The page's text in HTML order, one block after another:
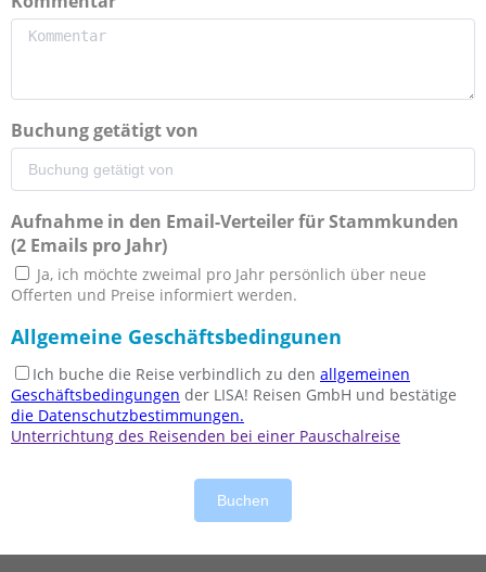
Buchung getätigt von
Aufnahme in den Email-Verteiler für Stammkunden
(2 Emails pro Jahr)
Ja, ich möchte zweimal pro Jahr persönlich über neue
Offerten und Preise informiert werden.
Allgemeine Geschäftsbedingunen
Ich buche die Reise verbindlich zu den allgemeinen
Geschäftsbedingungen der LISA! Reisen GmbH und bestätige
die Datenschutzbestimmungen.
Unterrichtung des Reisenden bei einer Pauschalreise
Buchen